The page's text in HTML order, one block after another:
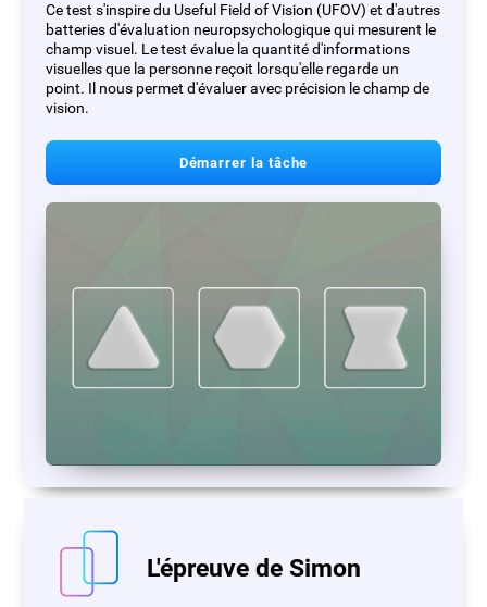
Ce test s'inspire du Useful Field of Vision (UFOV) et d'autres
batteries d'évaluation neuropsychologique qui mesurent le
champ visuel. Le test évalue la quantité d'informations
visuelles que la personne reçoit lorsqu'elle regarde un
point. Il nous permet d'évaluer avec précision le champ de
vision.
Démarrer la tâche
L'épreuve de Simon